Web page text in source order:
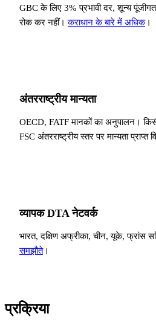
GBC के लिए 3% प्रभावी दर, शून्य
रोक कर नहीं।कराधान के बारे में अधिक।
अंतरराष्ट्रीय मान्यता
OECD, FATF मानकों का अनुपालन।
FSC अंतरराष्ट्रीय स्तर पर मान्यता प्राप्त
व्यापक DTA नेटवर्क
भारत, दक्षिण अफ्रीका, चीन, यूके, फ्रांस
समझौते।
प्रक्रिया